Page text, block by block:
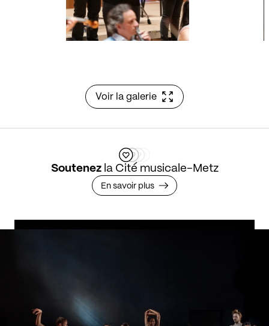
Voir la galerie
Soutenezla Cité musicale-Metz
En savoir plus